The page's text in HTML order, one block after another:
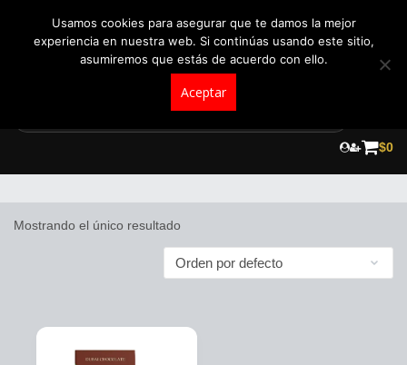
$0
Mostrando el único resultado
Usamos cookies para asegurar que te damos la mejor
experiencia en nuestra web. Si continúas usando este sitio,
asumiremos que estás de acuerdo con ello.
Aceptar